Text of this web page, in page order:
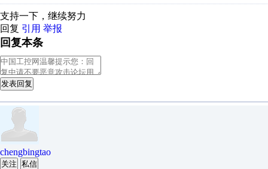
支持一下，继续努力
回复 引用 举报
回复本条
发表回复
chengbingtao
关注 私信